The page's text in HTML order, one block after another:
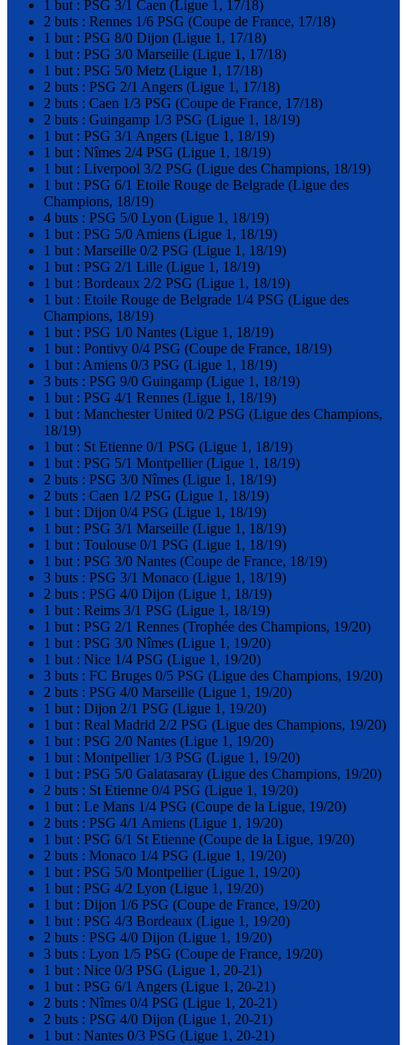
1 but : PSG 3/1 Caen (Ligue 1, 17/18)
2 buts : Rennes 1/6 PSG (Coupe de France, 17/18)
1 but : PSG 8/0 Dijon (Ligue 1, 17/18)
1 but : PSG 3/0 Marseille (Ligue 1, 17/18)
1 but : PSG 5/0 Metz (Ligue 1, 17/18)
2 buts : PSG 2/1 Angers (Ligue 1, 17/18)
2 buts : Caen 1/3 PSG (Coupe de France, 17/18)
2 buts : Guingamp 1/3 PSG (Ligue 1, 18/19)
1 but : PSG 3/1 Angers (Ligue 1, 18/19)
1 but : Nîmes 2/4 PSG (Ligue 1, 18/19)
1 but : Liverpool 3/2 PSG (Ligue des Champions, 18/19)
1 but : PSG 6/1 Etoile Rouge de Belgrade (Ligue des
Champions, 18/19)
4 buts : PSG 5/0 Lyon (Ligue 1, 18/19)
1 but : PSG 5/0 Amiens (Ligue 1, 18/19)
1 but : Marseille 0/2 PSG (Ligue 1, 18/19)
1 but : PSG 2/1 Lille (Ligue 1, 18/19)
1 but : Bordeaux 2/2 PSG (Ligue 1, 18/19)
1 but : Etoile Rouge de Belgrade 1/4 PSG (Ligue des
Champions, 18/19)
1 but : PSG 1/0 Nantes (Ligue 1, 18/19)
1 but : Pontivy 0/4 PSG (Coupe de France, 18/19)
1 but : Amiens 0/3 PSG (Ligue 1, 18/19)
3 buts : PSG 9/0 Guingamp (Ligue 1, 18/19)
1 but : PSG 4/1 Rennes (Ligue 1, 18/19)
1 but : Manchester United 0/2 PSG (Ligue des Champions,
18/19)
1 but : St Etienne 0/1 PSG (Ligue 1, 18/19)
1 but : PSG 5/1 Montpellier (Ligue 1, 18/19)
2 buts : PSG 3/0 Nîmes (Ligue 1, 18/19)
2 buts : Caen 1/2 PSG (Ligue 1, 18/19)
1 but : Dijon 0/4 PSG (Ligue 1, 18/19)
1 but : PSG 3/1 Marseille (Ligue 1, 18/19)
1 but : Toulouse 0/1 PSG (Ligue 1, 18/19)
1 but : PSG 3/0 Nantes (Coupe de France, 18/19)
3 buts : PSG 3/1 Monaco (Ligue 1, 18/19)
2 buts : PSG 4/0 Dijon (Ligue 1, 18/19)
1 but : Reims 3/1 PSG (Ligue 1, 18/19)
1 but : PSG 2/1 Rennes (Trophée des Champions, 19/20)
1 but : PSG 3/0 Nîmes (Ligue 1, 19/20)
1 but : Nice 1/4 PSG (Ligue 1, 19/20)
3 buts : FC Bruges 0/5 PSG (Ligue des Champions, 19/20)
2 buts : PSG 4/0 Marseille (Ligue 1, 19/20)
1 but : Dijon 2/1 PSG (Ligue 1, 19/20)
1 but : Real Madrid 2/2 PSG (Ligue des Champions, 19/20)
1 but : PSG 2/0 Nantes (Ligue 1, 19/20)
1 but : Montpellier 1/3 PSG (Ligue 1, 19/20)
1 but : PSG 5/0 Galatasaray (Ligue des Champions, 19/20)
2 buts : St Etienne 0/4 PSG (Ligue 1, 19/20)
1 but : Le Mans 1/4 PSG (Coupe de la Ligue, 19/20)
2 buts : PSG 4/1 Amiens (Ligue 1, 19/20)
1 but : PSG 6/1 St Etienne (Coupe de la Ligue, 19/20)
2 buts : Monaco 1/4 PSG (Ligue 1, 19/20)
1 but : PSG 5/0 Montpellier (Ligue 1, 19/20)
1 but : PSG 4/2 Lyon (Ligue 1, 19/20)
1 but : Dijon 1/6 PSG (Coupe de France, 19/20)
1 but : PSG 4/3 Bordeaux (Ligue 1, 19/20)
2 buts : PSG 4/0 Dijon (Ligue 1, 19/20)
3 buts : Lyon 1/5 PSG (Coupe de France, 19/20)
1 but : Nice 0/3 PSG (Ligue 1, 20-21)
1 but : PSG 6/1 Angers (Ligue 1, 20-21)
2 buts : Nîmes 0/4 PSG (Ligue 1, 20-21)
2 buts : PSG 4/0 Dijon (Ligue 1, 20-21)
1 but : Nantes 0/3 PSG (Ligue 1, 20-21)